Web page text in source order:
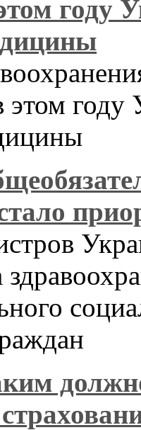
году
этом